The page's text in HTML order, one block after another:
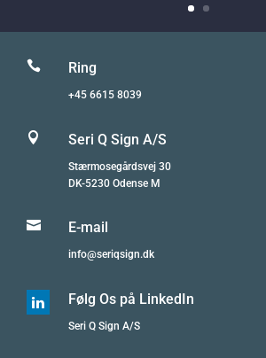
 Ring
+45 6615 8039
 Seri Q Sign A/S
Stærmosegårdsvej 30
DK-5230 Odense M
 E-mail
info@seriqsign.dk
 Følg Os på LinkedIn
Seri Q Sign A/S